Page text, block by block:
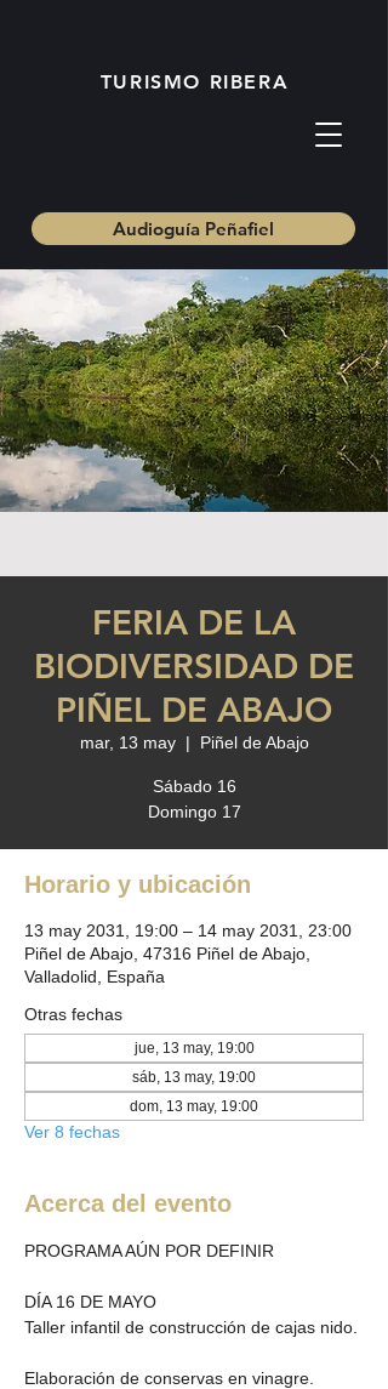
TURISMO RIBERA
Audioguía Peñafiel
FERIA DE LA
BIODIVERSIDAD DE
PIÑEL DE ABAJO
mar, 13 may
  |
Piñel de Abajo
Sábado 16
Domingo 17
Horario y ubicación
13 may 2031, 19:00 – 14 may 2031, 23:00
Piñel de Abajo, 47316 Piñel de Abajo,
Valladolid, España
Otras fechas
jue, 13 may, 19:00
sáb, 13 may, 19:00
dom, 13 may, 19:00
Ver 8 fechas
Acerca del evento
PROGRAMA AÚN POR DEFINIR
DÍA 16 DE MAYO
Taller infantil de construcción de cajas nido.
Elaboración de conservas en vinagre.